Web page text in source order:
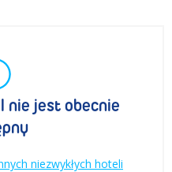
nie jest obecnie
niezwykłych hoteli